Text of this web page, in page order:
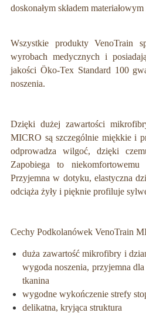
doskonałym składem
Wszystkie produkty VenoTrain
wyrobach medycznych i
jakości Öko-Tex Standard 100
noszenia.
Dzięki dużej zawartości
MICRO są szczególnie miękkie i
odprowadza wilgoć, dzięki
Zapobiega to niekomfortowemu
Przyjemna w dotyku, elastyczna
odciąża żyły i pięknie profiluje
Cechy Podkolanówek VenoTrain
duża zawartość mikrofibry i
wygoda noszenia, przyjemna
tkanina
wygodne wykończenie strefy
delikatna, kryjąca struktura